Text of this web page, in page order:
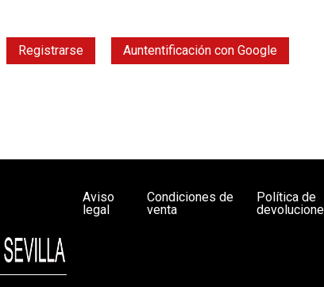
Registrarse Auntentificación con Google
Aviso
legal
Condiciones de
venta
Política de